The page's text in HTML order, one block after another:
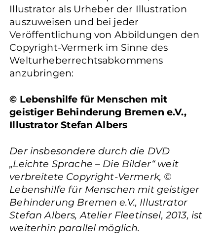
Illustrator als Urheber der Illustration
auszuweisen und bei jeder
Veröffentlichung von Abbildungen den
Copyright-Vermerk im Sinne des
Welturheberrechtsabkommens
anzubringen:
© Lebenshilfe für Menschen mit
geistiger Behinderung Bremen e.V.,
Illustrator Stefan Albers
Der insbesondere durch die DVD
„Leichte Sprache – Die Bilder“ weit
verbreitete Copyright-Vermerk, ©
Lebenshilfe für Menschen mit geistiger
Behinderung Bremen e.V., Illustrator
Stefan Albers, Atelier Fleetinsel, 2013, ist
weiterhin parallel möglich.